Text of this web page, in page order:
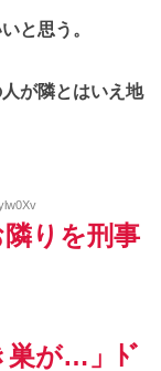
と思う。
が隣とはいえ地
りを刑事
巣が…」ﾄﾞ